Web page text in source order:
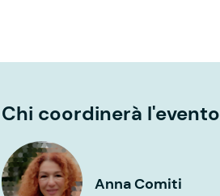
Chi coordinerà l'evento
Anna Comiti